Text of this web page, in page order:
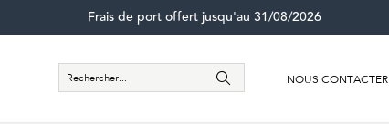
Frais de port offert jusqu'au 31/08/2026
NOUS CONTACTER